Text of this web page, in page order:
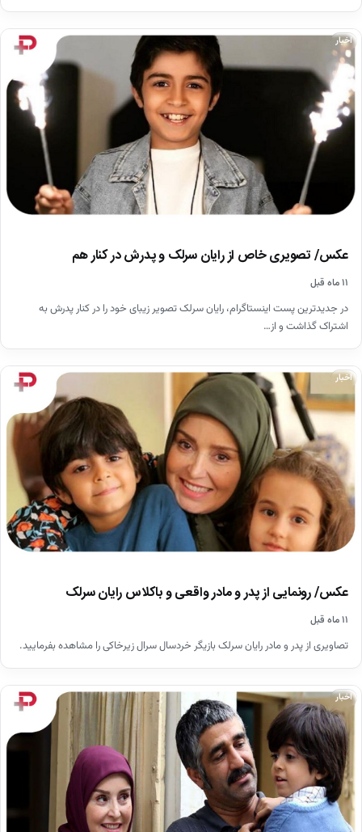
اخبار
عکس/ تصویری خاص از رایان سرلک و پدرش در کنار هم
۱۱ ماه قبل
در جدیدترین پست اینستاگرام، رایان سرلک تصویر زیبای خود را در کنار پدرش به
اشتراک گذاشت و از…
اخبار
عکس/ رونمایی از پدر و مادر واقعی و باکلاس رایان سرلک
۱۱ ماه قبل
تصاویری از پدر و مادر رایان سرلک بازیگر خردسال سرال زیرخاکی را مشاهده بفرمایید.
اخبار